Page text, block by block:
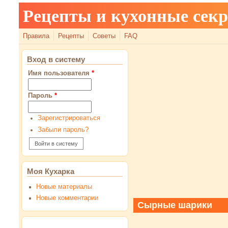
Рецепты и кухонные
Правила Рецепты Советы FAQ
Сырные шарики
Вход в систему
Имя пользователя *
Пароль *
Зарегистрироваться
Забыли пароль?
Моя Кухарка
Новые материалы
Новые комментарии